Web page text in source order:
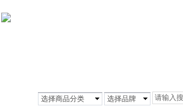
选择商品分类 选择品牌